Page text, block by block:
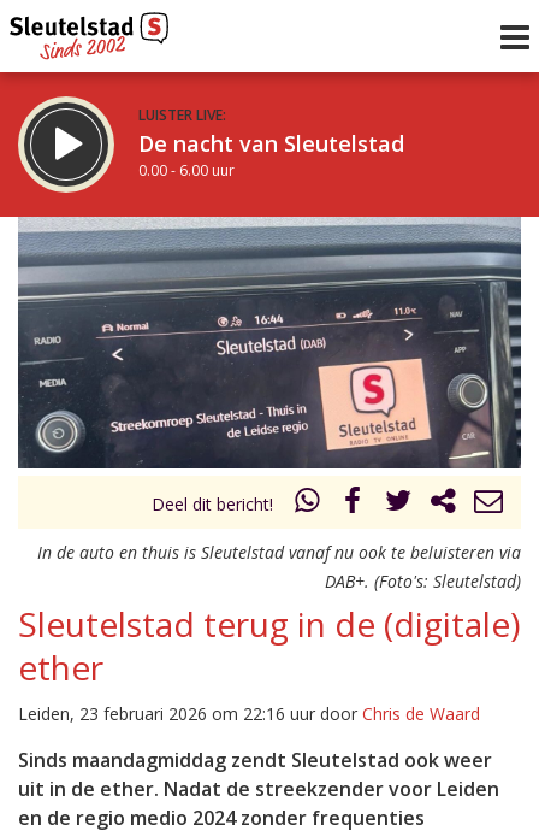
LUISTER LIVE:
De nacht van Sleutelstad
0.00 - 6.00 uur
STRAKS:
De ochtend van Sleutelstad
6.00 - 12.00 uur
Vorig uur
uur 1 van 0 Volgend uur
Deel dit bericht!
In de auto en thuis is Sleutelstad vanaf nu ook te beluisteren via
DAB+. (Foto's: Sleutelstad)
Sleutelstad terug in de (digitale)
ether
Leiden, 23 februari 2026 om 22:16 uur door Chris de Waard
Sinds maandagmiddag zendt Sleutelstad ook weer
uit in de ether. Nadat de streekzender voor Leiden
en de regio medio 2024 zonder frequenties